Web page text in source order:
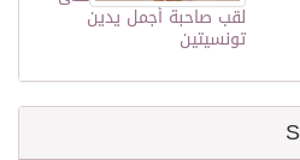
لقب صاحبة أجمل يدين
تونسيتين